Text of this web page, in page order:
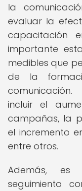
la
evaluar la
capacitación
importante
medibles que
de la
incluir el
campañas, la
el incremento
entre otros.
Además, es
seguimiento